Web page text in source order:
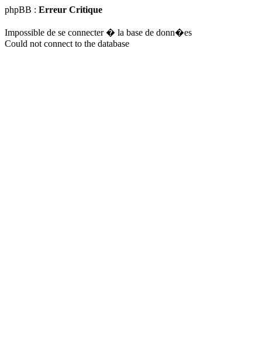
phpBB : Erreur Critique
Impossible de se connecter � la base de donn�es
Could not connect to the database